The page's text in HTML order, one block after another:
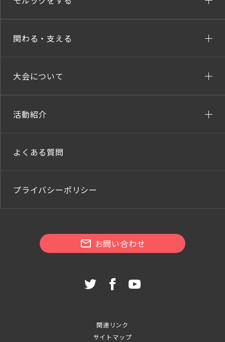
関わる・支える
大会について
活動紹介
よくある質問
プライバシーポリシー
お問い合わせ
関連リンク
サイトマップ